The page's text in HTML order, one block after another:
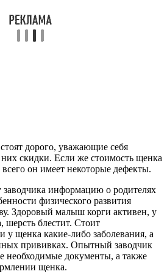
дорого, уважающие себя
скидки. Если же стоимость щенка
он имеет некоторые дефекты.
заводчика информацию о родителях
физического развития
Здоровый малыш корги активен, у
шерсть блестит. Стоит
у щенка какие-либо заболевания, а
прививках. Опытный заводчик
необходимые документы, а также
щенка.